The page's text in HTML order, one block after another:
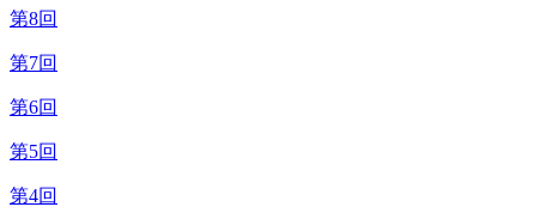
第8回
第7回
第6回
第5回
第4回